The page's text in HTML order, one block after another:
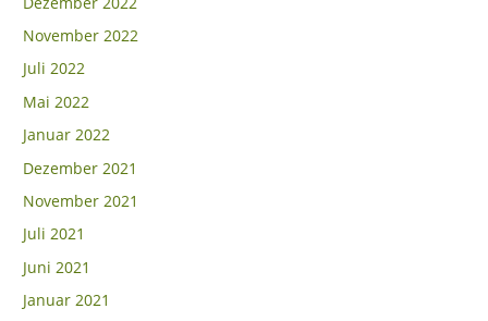
November 2022
Juli 2022
Mai 2022
Januar 2022
Dezember 2021
November 2021
Juli 2021
Juni 2021
Januar 2021